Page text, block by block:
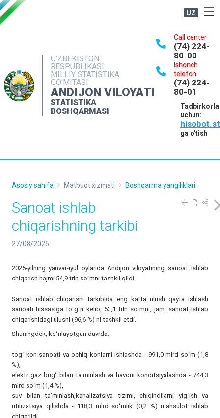
UZ
O'ZBEKISTON
RESPUBLIKASI
MILLIY STATISTIKA
QO'MITASI
ANDIJON VILOYATI
STATISTIKA
BOSHQARMASI
Call center
(74) 224-
80-00
Ishonch
telefon
(74) 224-
80-01
uchun:
ga o'tish
NASHRLAR
INTERAKTIV XIZMATLAR
MATBUOT XIZMATI
MUROJAATLAR
Asosiy sahifa Matbuot xizmati Boshqarma yangiliklari
Sanoat ishlab
chiqarishning tarkibi
27/08/2025
2025-yilning yanvar-iyul oylarida Andijon viloyatining sanoat ishlab
chiqarish hajmi 54,9 trln soʻmni tashkil qildi.
Sanoat ishlab chiqarishi tarkibida eng katta ulush qayta ishlash
sanoati hissasiga toʻgʻri kelib, 53,1 trln soʻmni, jami sanoat ishlab
chiqarishidagi ulushi (96,6 %) ni tashkil etdi.
Shuningdek, koʻrilayotgan davrda:
togʻ-kon sanoati va ochiq konlarni ishlashda - 991,0 mlrd soʻm (1,8
%),
elektr gaz bugʻ bilan taʼminlash va havoni konditsiyalashda - 744,3
mlrd soʻm (1,4 %),
suv bilan taʼminlash,kanalizatsiya tizimi, chiqindilarni yigʻish va
utilizatsiya qilishda - 118,3 mlrd soʻmlik (0,2 %) mahsulot ishlab
chiqarildi.